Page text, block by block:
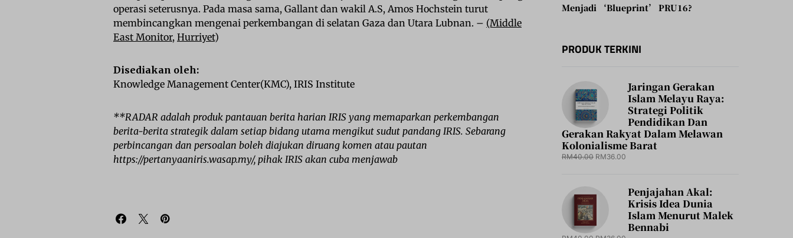
operasi seterusnya. Pada masa sama, Gallant dan wakil A.S, Amos Hochstein turut
membincangkan mengenai perkembangan di selatan Gaza dan Utara Lubnan. – (Middle
East Monitor, Hurriyet)
Disediakan oleh:
Knowledge Management Center(KMC), IRIS Institute
**RADAR adalah produk pantauan berita harian IRIS yang memaparkan perkembangan
berita-berita strategik dalam setiap bidang utama mengikut sudut pandang IRIS. Sebarang
perbincangan dan persoalan boleh diajukan diruang komen atau pautan
https://pertanyaaniris.wasap.my/, pihak IRIS akan cuba menjawab
Menjadi ‘Blueprint’ PRU16?
PRODUK TERKINI
Jaringan Gerakan
Islam Melayu Raya:
Strategi Politik
Pendidikan Dan
Gerakan Rakyat Dalam Melawan
Kolonialisme Barat
RM40.00 RM36.00
Penjajahan Akal:
Krisis Idea Dunia
Islam Menurut Malek
Bennabi